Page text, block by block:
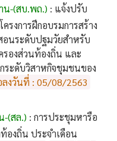
น-(สบ.พถ.) : แจ้งปรับ
งการฝึกอบรมการสร้าง
อนระดับปฐมวัยสำหรับ
รองส่วนท้องถิ่น และ
ระดับวิสาหกิจชุมชนของ
งวันที่ : 05/08/2563
-(สล.) : การประชุมหารือ
องถิ่น ประจำเดือน